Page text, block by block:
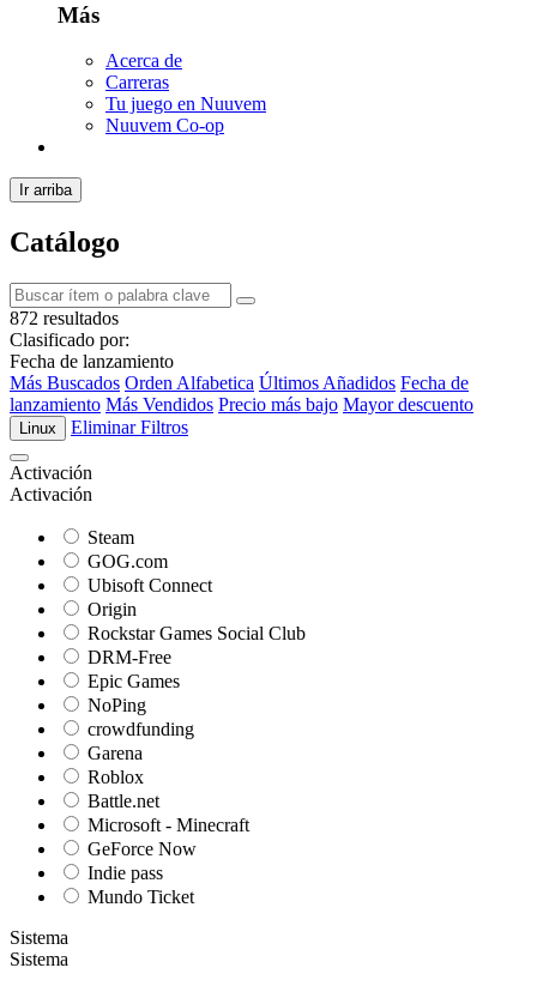
Más
Acerca de
Carreras
Tu juego en Nuuvem
Nuuvem Co-op
Ir arriba
Catálogo
872 resultados
Clasificado por:
Fecha de lanzamiento
Más Buscados Orden Alfabetica Últimos Añadidos Fecha de
lanzamiento Más Vendidos Precio más bajo Mayor descuento
Linux Eliminar Filtros
Activación
Activación
Steam
GOG.com
Ubisoft Connect
Origin
Rockstar Games Social Club
DRM-Free
Epic Games
NoPing
crowdfunding
Garena
Roblox
Battle.net
Microsoft - Minecraft
GeForce Now
Indie pass
Mundo Ticket
Sistema
Sistema